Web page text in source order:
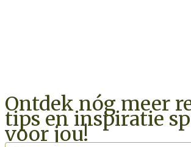
Ontdek nóg meer
tips en inspiratie
voor jou!